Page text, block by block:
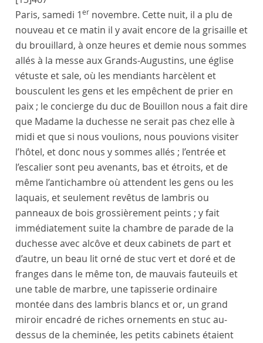
Paris, samedi 1er novembre. Cette nuit, il a plu de
nouveau et ce matin il y avait encore de la grisaille et
du brouillard, à onze heures et demie nous sommes
allés à la messe aux Grands-Augustins, une église
vétuste et sale, où les mendiants harcèlent et
bousculent les gens et les empêchent de prier en
paix ; le concierge du duc de Bouillon nous a fait dire
que Madame la duchesse ne serait pas chez elle à
midi et que si nous voulions, nous pouvions visiter
l’hôtel, et donc nous y sommes allés ; l’entrée et
l’escalier sont peu avenants, bas et étroits, et de
même l’antichambre où attendent les gens ou les
laquais, et seulement revêtus de lambris ou
panneaux de bois grossièrement peints ; y fait
immédiatement suite la chambre de parade de la
duchesseavec alcôve et deux cabinets de part et
d’autre, un beau lit orné de stuc vert et doré et de
franges dans le même ton, de mauvais fauteuils et
une table de marbre, une tapisserie ordinaire
montée dans des lambris blancs et or, un grand
miroir encadré de riches ornements en stuc au-
dessus de la cheminée, les petits cabinets étaient